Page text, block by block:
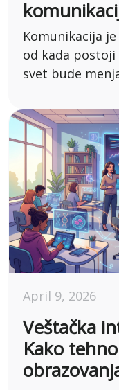
Komunikacija
od kada postoji
svet bude
April 9, 2026
Veštačka
Kako